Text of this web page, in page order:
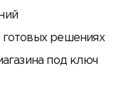
решениях
под ключ